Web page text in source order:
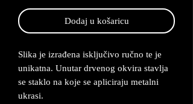
Dodaj u košaricu
Slika je izrađena isključivo ručno te je
unikatna. Unutar drvenog okvira stavlja
se staklo na koje se apliciraju metalni
ukrasi.